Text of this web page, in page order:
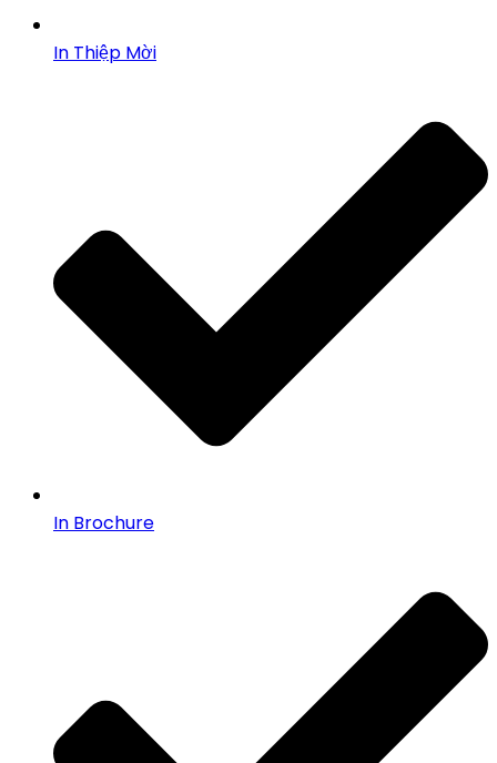
In Thiệp Mời
In Brochure